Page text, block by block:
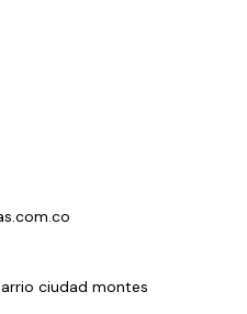
ciudad montes